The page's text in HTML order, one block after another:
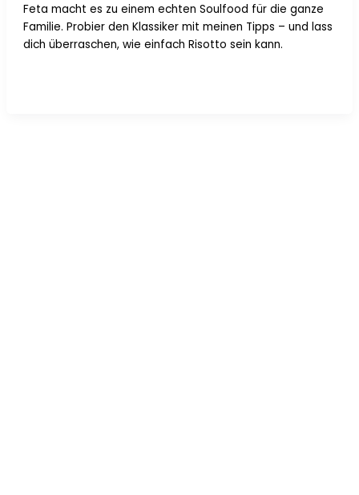
Feta macht es zu einem echten Soulfood für die ganze
Familie. Probier den Klassiker mit meinen Tipps – und lass
dich überraschen, wie einfach Risotto sein kann.